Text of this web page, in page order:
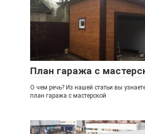
План гаража с
О чем речь? Из нашей статьи вы
план гаража с мастерской